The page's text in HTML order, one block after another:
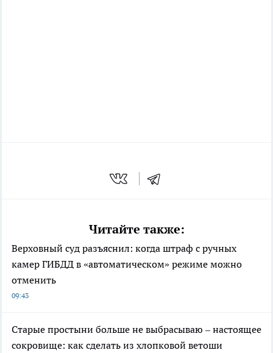
Читайте также:
Верховный суд разъяснил: когда штраф с ручных
камер ГИБДД в «автоматическом» режиме можно
отменить
09:43
Старые простыни больше не выбрасываю – настоящее
сокровище: как сделать из хлопковой ветоши